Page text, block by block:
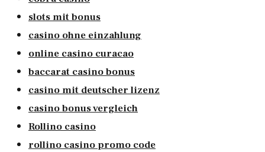
slots mit bonus
casino ohne einzahlung
online casino curacao
baccarat casino bonus
casino mit deutscher lizenz
casino bonus vergleich
Rollino casino
rollino casino promo code